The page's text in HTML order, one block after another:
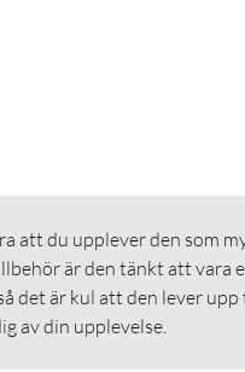
rinnande vatten.
kroppstrimmer,
är den tänkt att vara
det är kul att den lever
av din upplevelse.